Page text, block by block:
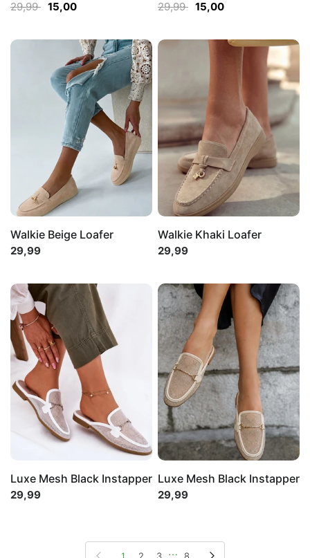
29,99 15,00 29,99 15,00
Walkie Beige Loafer
29,99
Walkie Khaki Loafer
29,99
Luxe Mesh Black Instapper
29,99
Luxe Mesh Black Instapper
29,99
Page précédente … Page suivante